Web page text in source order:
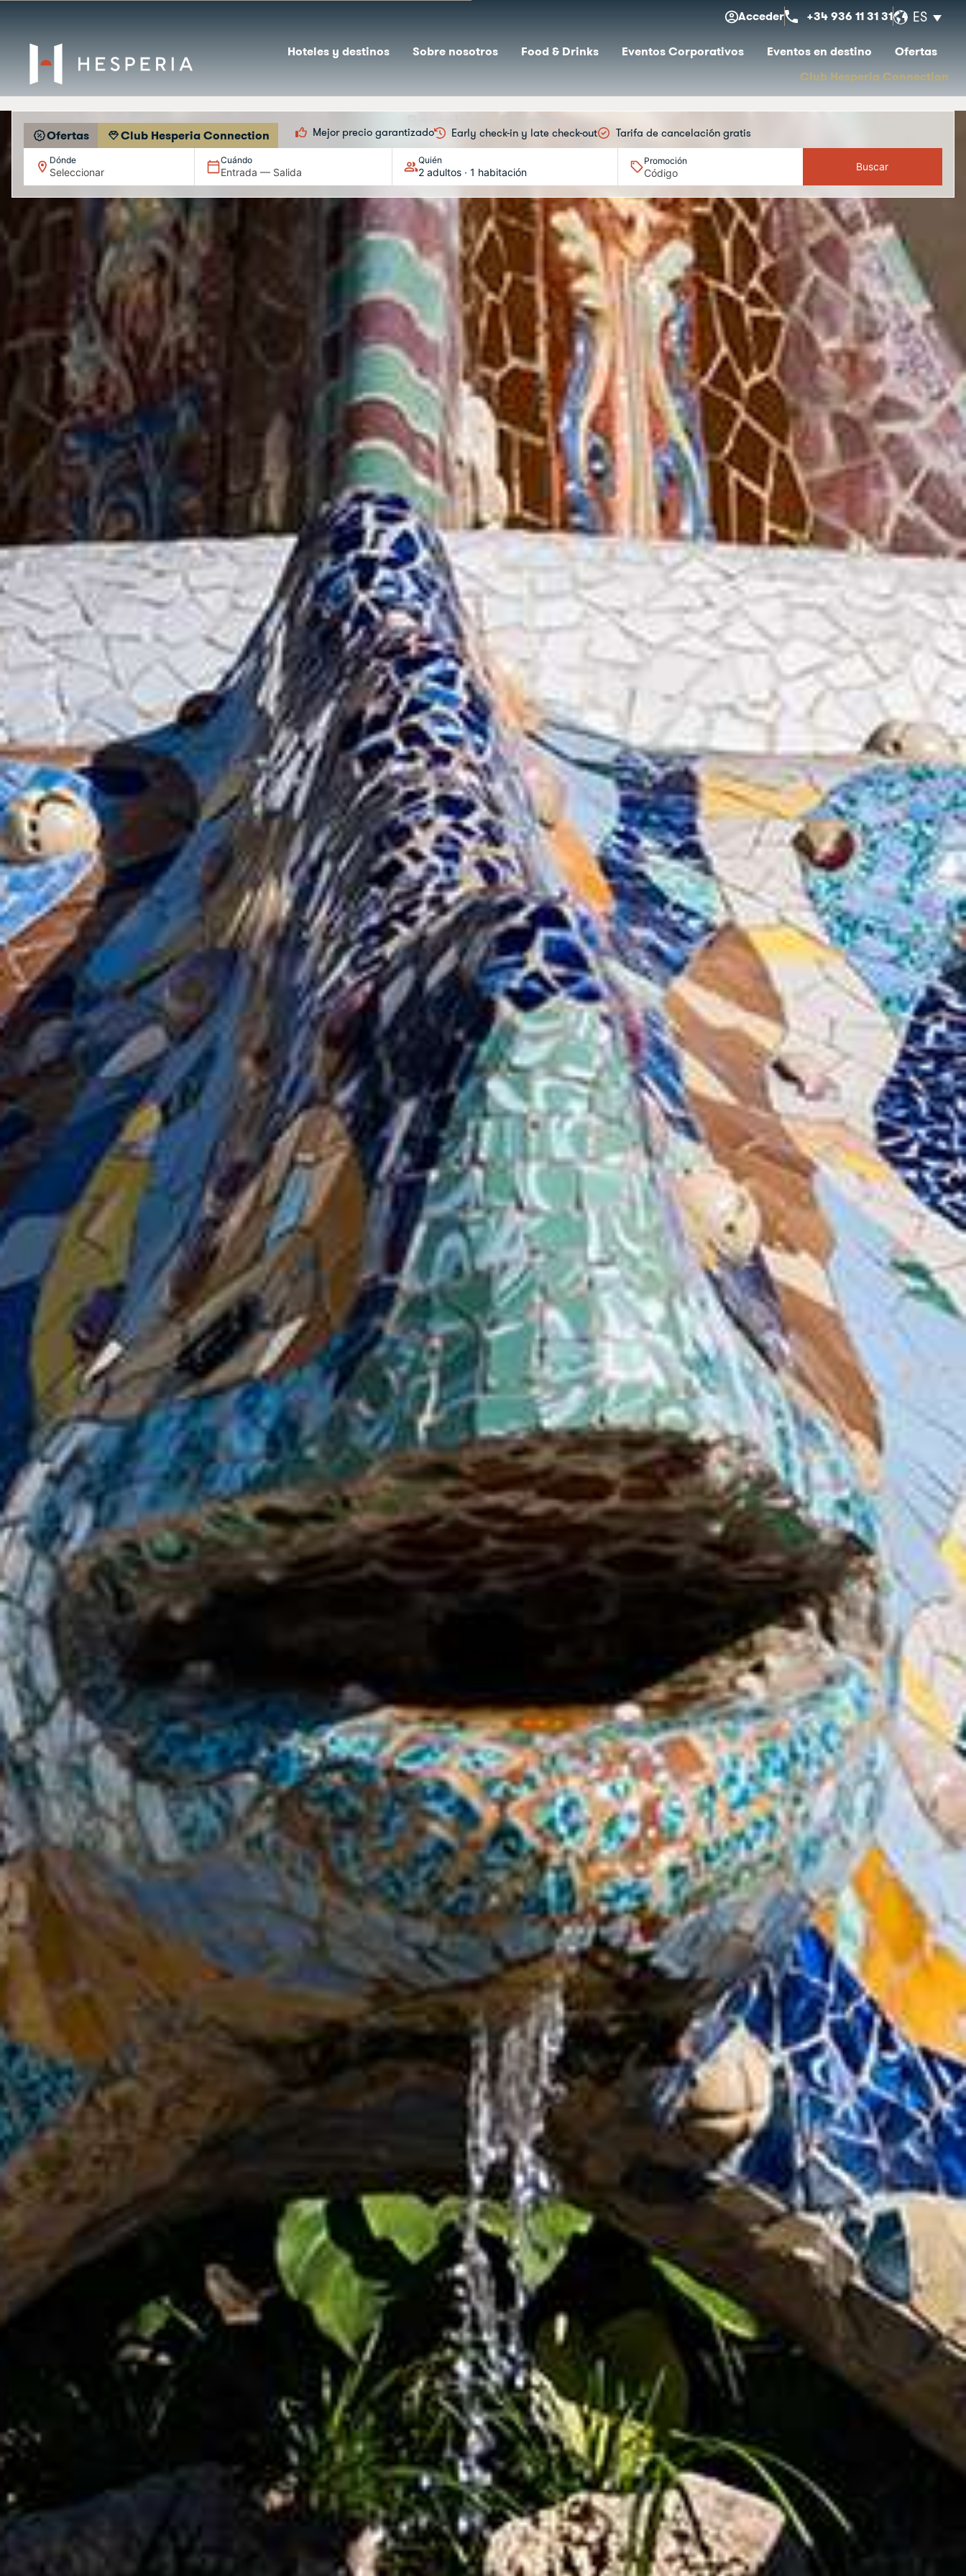
Acceder +34 936 11 31 31 ES
Hoteles y destinos Sobre nosotros Food & Drinks Eventos Corporativos Eventos en destino
Ofertas
Club Hesperia Connection
Ofertas Club Hesperia Connection Mejor precio garantizado Early check-in y late check-out Tarifa de cancelación gratis
Dónde
Seleccionar
Cuándo
Entrada — Salida
Quién
2 adultos · 1 habitación
Promoción Buscar
Barcelona, España
Una ciudad vibrante, juvenil y llena de estilo